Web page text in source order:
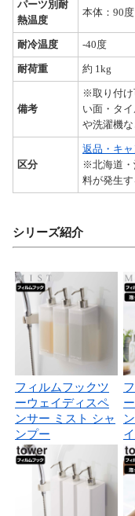
パーツ別耐
熱温度
本体：90
耐冷温度 -40度
耐荷重 約 1kg
備考
※取り付け
い面・タ
や洗濯機
区分
返品・キャ
※北海道・
料が発生す
シリーズ紹介
フィルムフックツ
ーウェイディスペ
ンサー ミスト シャ
ンプー